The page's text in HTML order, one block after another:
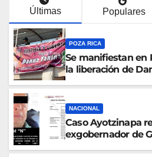
Últimas Populares
POZA RICA
Se manifiestan en
la liberación de
NACIONAL
Caso Ayotzinapa
exgobernador de